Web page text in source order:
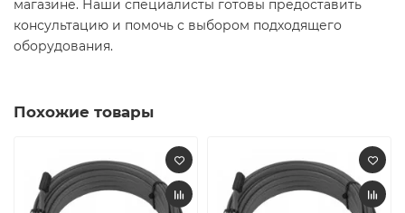
магазине. Наши специалисты готовы предоставить
консультацию и помочь с выбором подходящего
оборудования.​
Похожие товары